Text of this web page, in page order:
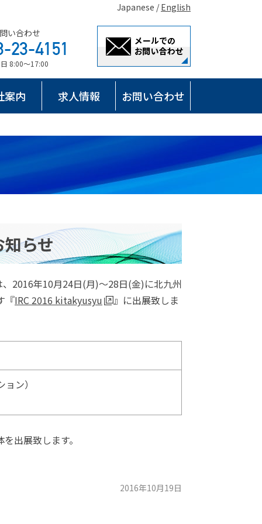
Japanese /English
い合わせ
8:00～17:00
案内 求人情報 お問い合わせ
らせ
2016年10月24日(月)～28日(金)に北九州
『IRC 2016 kitakyusyu
』に出展致しま
ン）
出展致します。
2016年10月19日